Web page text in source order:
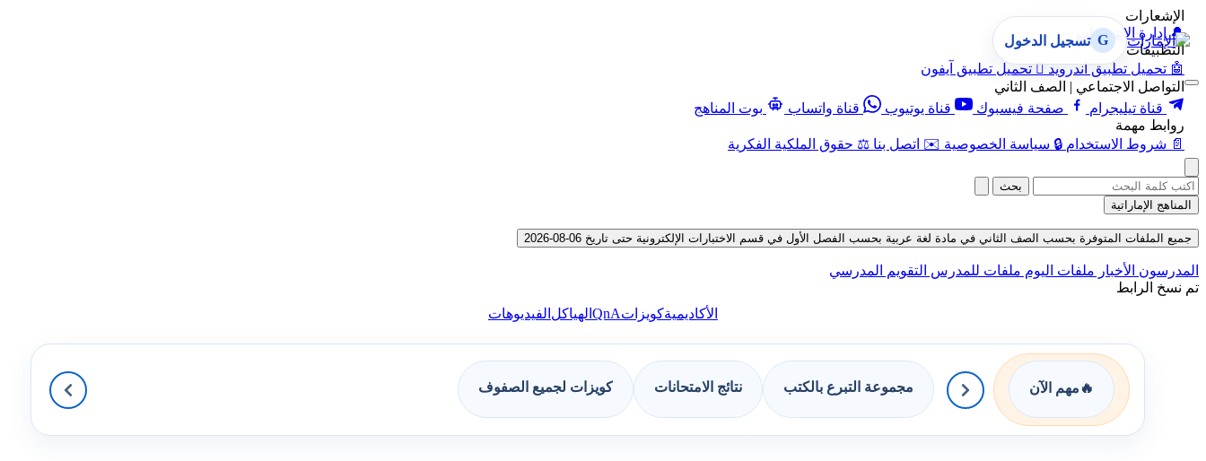
الإشعارات
🔔 إدارة الإشعارات
التطبيقات
🤖 تحميل تطبيق أندرويد  تحميل تطبيق آيفون
التواصل الاجتماعي | الصف الثاني
قناة تيليجرام
صفحة فيسبوك قناة يوتيوب قناة واتساب
بوت المناهج
روابط مهمة
📄 شروط الاستخدام 🔒 سياسة الخصوصية ✉️ اتصل بنا ⚖️ حقوق الملكية الفكرية
G تسجيل الدخول
بحث
المناهج الإماراتية
جميع الملفات المتوفرة بحسب الصف الثاني في مادة لغة عربية بحسب الفصل الأول في قسم الاختبارات الإلكترونية حتى تاريخ 06-08-2026
المدرسون الأخبار ملفات اليوم ملفات للمدرس التقويم المدرسي
تم نسخ الرابط
الأكاديميةكويزاتQnA الهياكل الفيديوهات
🔥 مهم الآن مجموعة التبرع بالكتب نتائج الامتحانات كويزات لجميع الصفوف